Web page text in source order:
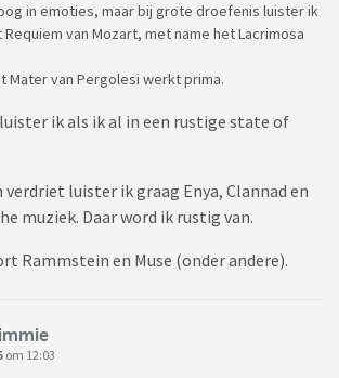
in emoties, maar bij grote droefenis luister ik
van Mozart, met name het Lacrimosa
Mater van Pergolesi werkt prima.
ik als ik al in een rustige state of
verdriet luister ik graag Enya, Clannad en
muziek. Daar word ik rustig van.
Rammstein en Muse (onder andere).
om 12:03